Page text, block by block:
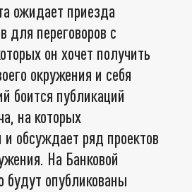
ожидает приезда
для переговоров с
он хочет получить
окружения и себя
боится публикаций
на которых
и обсуждает ряд проектов
На Банковой
будут опубликованы